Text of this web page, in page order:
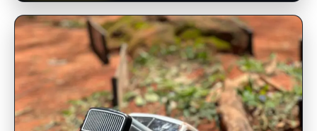
INSCRIPCIONES ABIERTAS